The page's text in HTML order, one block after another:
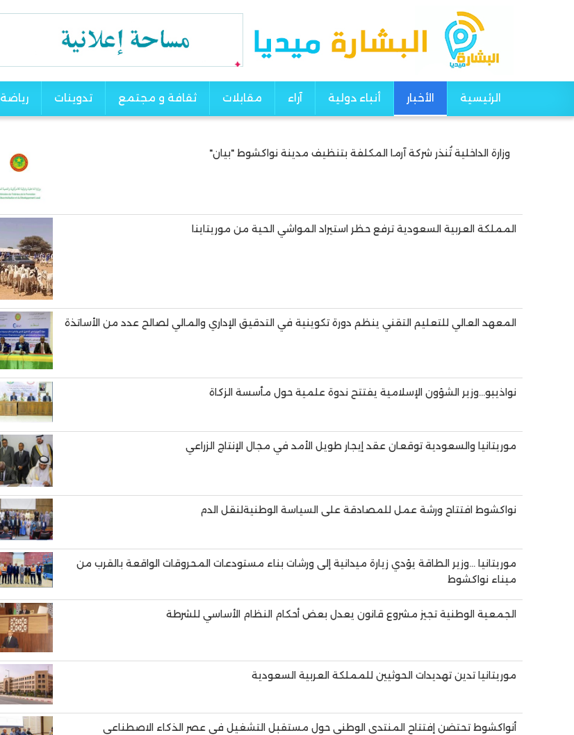
Main navigation
الرئيسية الأخبار أنباء دولية آراء مقابلات ثقافة و مجتمع تدوينات رياضة
وزارة الداخلية تُنذر شركة آرما المكلفة بتنظيف مدينة نواكشوط "بيان"
المملكة العربية السعودية ترفع حظر استيراد المواشي الحية من موريتاينا
المعهد العالي للتعليم التقني ينظم دورة تكوينية في التدقيق الإداري والمالي لصالح عدد من الأساتذة
نواذيبو…وزير الشؤون الإسلامية يفتتح ندوة علمية حول مأسسة الزكاة
موريتانيا والسعودية توقعان عقد إيجار طويل الأمد في مجال الإنتاج الزراعي
نواكشوط افتتاح ورشة عمل للمصادقة على السياسة الوطنيةلنقل الدم
موريتانيا …وزير الطاقة يؤدي زيارة ميدانية إلى ورشات بناء مستودعات المحروقات الواقعة بالقرب من
ميناء نواكشوط
الجمعية الوطنية تجيز مشروع قانون يعدل بعض أحكام النظام الأساسي للشرطة
موريتانيا تدين تهديدات الحوثيين للمملكة العربية السعودية
أنواكشوط تحتضن إفتتاح المنتدى الوطني حول مستقبل التشغيل في عصر الذكاء الاصطناعي
Pagination